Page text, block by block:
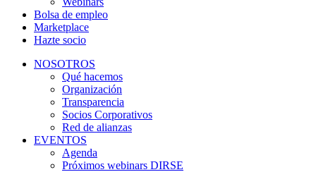
Bolsa de empleo
Marketplace
Hazte socio
NOSOTROS
Qué hacemos
Organización
Transparencia
Socios Corporativos
Red de alianzas
EVENTOS
Agenda
Próximos webinars DIRSE